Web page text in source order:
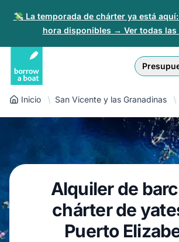
💸 La temporada de chárter ya está
hora disponibles → Ver todas las
Iniciar sesión
Regístrate
Para partners
EUR
Złoty
English (UK)
Nederlands
Español
Français
Inicio San Vicente y las Granadinas
Alquiler de
chárter de
Puerto